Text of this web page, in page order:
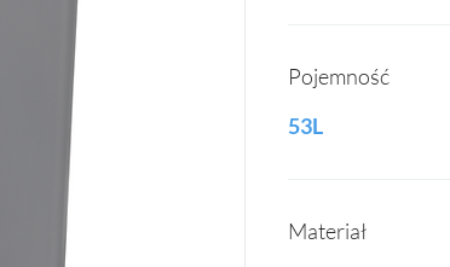
Pojemność
53L
Materiał